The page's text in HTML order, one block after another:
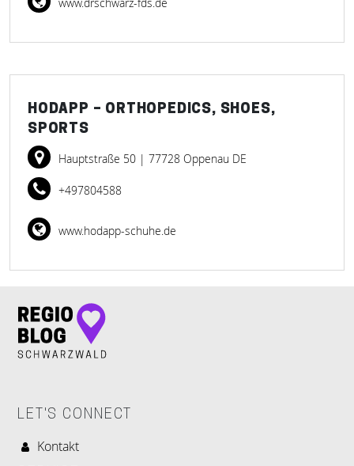
HODAPP – ORTHOPEDICS, SHOES,
SPORTS
Hauptstraße 50 | 77728 Oppenau DE
+497804588
www.hodapp-schuhe.de
LET'S CONNECT
Kontakt